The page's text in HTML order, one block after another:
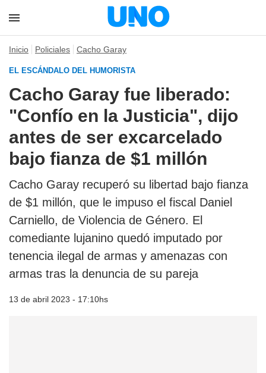
Inicio Policiales Cacho Garay
EL ESCÁNDALO DEL HUMORISTA
Cacho Garay fue liberado:
"Confío en la Justicia", dijo
antes de ser excarcelado
bajo fianza de $1 millón
Cacho Garay recuperó su libertad bajo fianza
de $1 millón, que le impuso el fiscal Daniel
Carniello, de Violencia de Género. El
comediante lujanino quedó imputado por
tenencia ilegal de armas y amenazas con
armas tras la denuncia de su pareja
13 de abril 2023 - 17:10hs